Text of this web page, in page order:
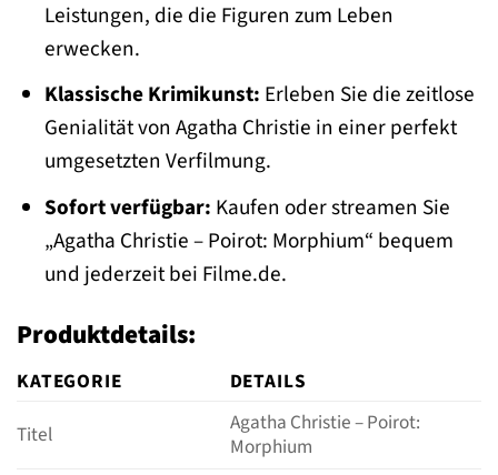
Leistungen, die die Figuren zum Leben
erwecken.
Klassische Krimikunst: Erleben Sie die zeitlose
Genialität von Agatha Christie in einer perfekt
umgesetzten Verfilmung.
Sofort verfügbar: Kaufen oder streamen Sie
„Agatha Christie – Poirot: Morphium“ bequem
und jederzeit bei Filme.de.
Produktdetails:
KATEGORIE
DETAILS
Titel
Agatha Christie – Poirot:
Morphium